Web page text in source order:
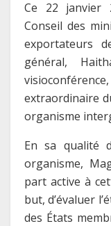
Ce 22 janvier
Conseil des
exportateurs
général,
extraordinaire
organisme
En sa qualité
organisme,
part active à
but, d’évaluer
des États